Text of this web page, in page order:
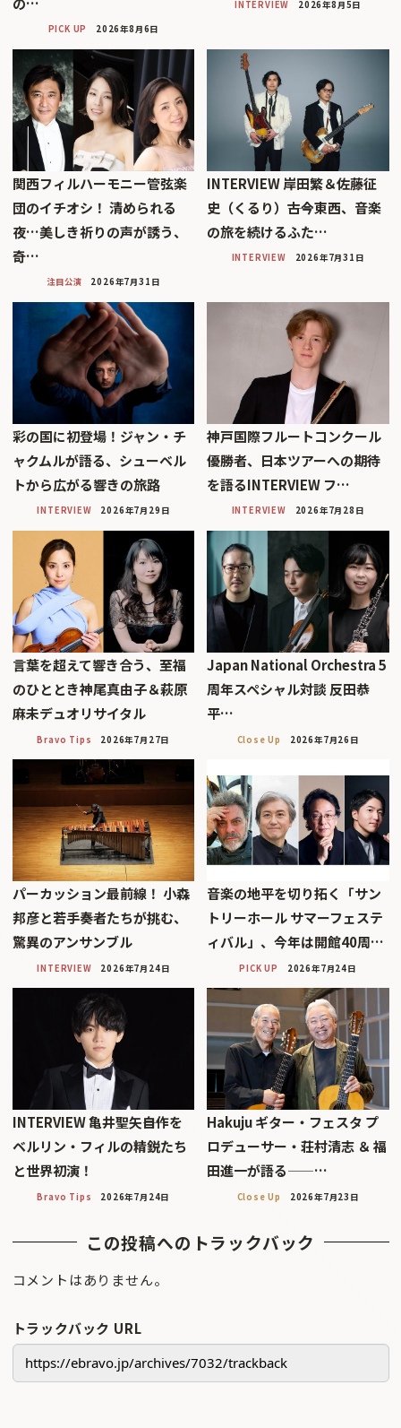
PICK UP 2026年8月6日
INTERVIEW 2026年8月5日
関西フィルハーモニー管弦楽
団のイチオシ！ 清められる
夜…美しき祈りの声が誘う、
奇…
注目公演 2026年7月31日
INTERVIEW 岸田繁＆佐藤征
史（くるり）――古今東西、音楽
の旅を続けるふた…
INTERVIEW 2026年7月31日
彩の国に初登場！ジャン・チ
ャクムルが語る、シューベル
トから広がる響きの旅路
INTERVIEW 2026年7月29日
神戸国際フルートコンクール
優勝者、日本ツアーへの期待
を語るINTERVIEW フ…
INTERVIEW 2026年7月28日
言葉を超えて響き合う、至福
のひととき神尾真由子＆萩原
麻未デュオリサイタル
Bravo Tips 2026年7月27日
Japan National Orchestra 5
周年スペシャル対談 反田恭
平…
Close Up 2026年7月26日
パーカッション最前線！ 小森
邦彦と若手奏者たちが挑む、
驚異のアンサンブル
INTERVIEW 2026年7月24日
音楽の地平を切り拓く「サン
トリーホール サマーフェステ
ィバル」、今年は開館40周…
PICK UP 2026年7月24日
INTERVIEW 亀井聖矢――自作を
ベルリン・フィルの精鋭たち
と世界初演！
Bravo Tips 2026年7月24日
Hakuju ギター・フェスタ プ
ロデューサー・荘村清志 ＆ 福
田進一が語る——…
Close Up 2026年7月23日
この投稿へのトラックバック
コメントはありません。
トラックバック URL